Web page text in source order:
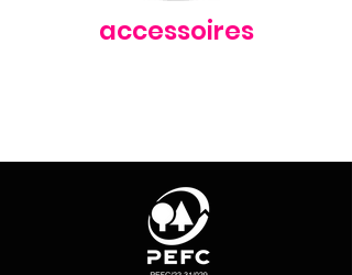
accessoires